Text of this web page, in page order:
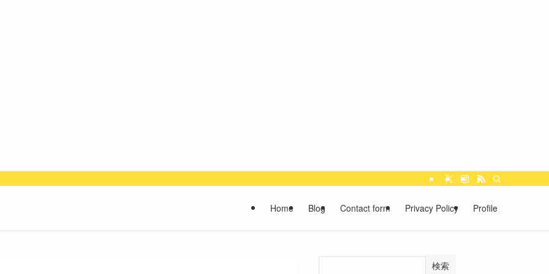
Home Blog Contact form Privacy Policy Profile
検索